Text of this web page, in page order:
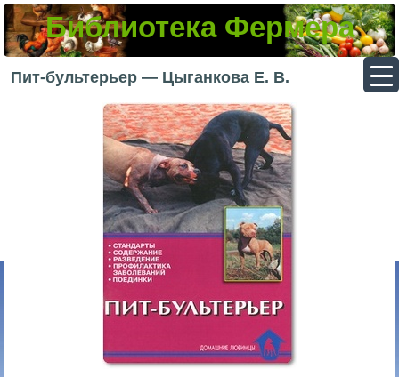
Библиотека Фермера
Пит-бультерьер — Цыганкова Е. В.
▼